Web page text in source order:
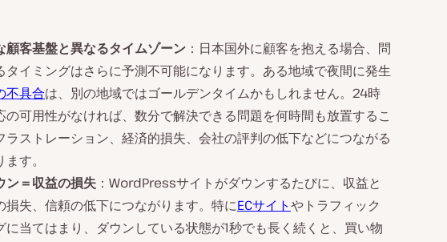
顧客基盤と異なるタイムゾーン ：日本国外に顧客を抱える場合、問
タイミングはさらに予測不可能になります。ある地域で夜間に発生
不具合は、別の地域ではゴールデンタイムかもしれません。24時
可用性がなければ、数分で解決できる問題を何時間も放置するこ
ラストレーション、経済的損失、会社の評判の低下などにつながる
す。
ン＝収益の損失 ：WordPressサイトがダウンするたびに、収益と
損失、信頼の低下につながります。特にECサイトやトラフィック
に当てはまり、ダウンしている状態が1秒でも長く続くと、買い物